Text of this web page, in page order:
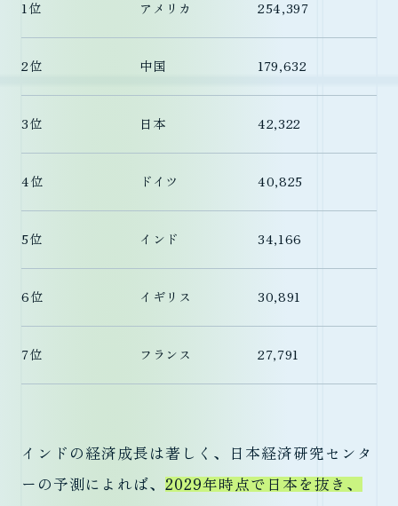
1位 アメリカ 254,397
2位 中国 179,632
3位 日本 42,322
4位 ドイツ 40,825
5位 インド 34,166
6位 イギリス 30,891
7位 フランス 27,791
インドの経済成長は著しく、日本経済研究センタ
ーの予測によれば、 2029年時点で日本を抜き、